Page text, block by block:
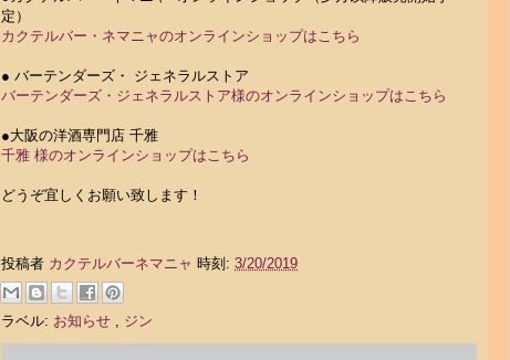
定）
カクテルバー・ネマニャのオンラインショップはこちら
● バーテンダーズ・ ジェネラルストア
バーテンダーズ・ジェネラルストア様のオンラインショップはこちら
●大阪の洋酒専門店 千雅
千雅 様のオンラインショップはこちら
どうぞ宜しくお願い致します！
投稿者 カクテルバーネマニャ 時刻: 3/20/2019
ラベル: お知らせ , ジン